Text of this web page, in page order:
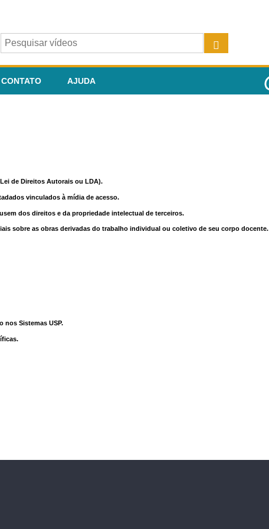
CONTATO AJUDA
de Direitos Autorais ou LDA).
vinculados à mídia de acesso.
dos direitos e da propriedade intelectual de terceiros.
sobre as obras derivadas do trabalho individual ou coletivo de seu corpo docente.
nos Sistemas USP.